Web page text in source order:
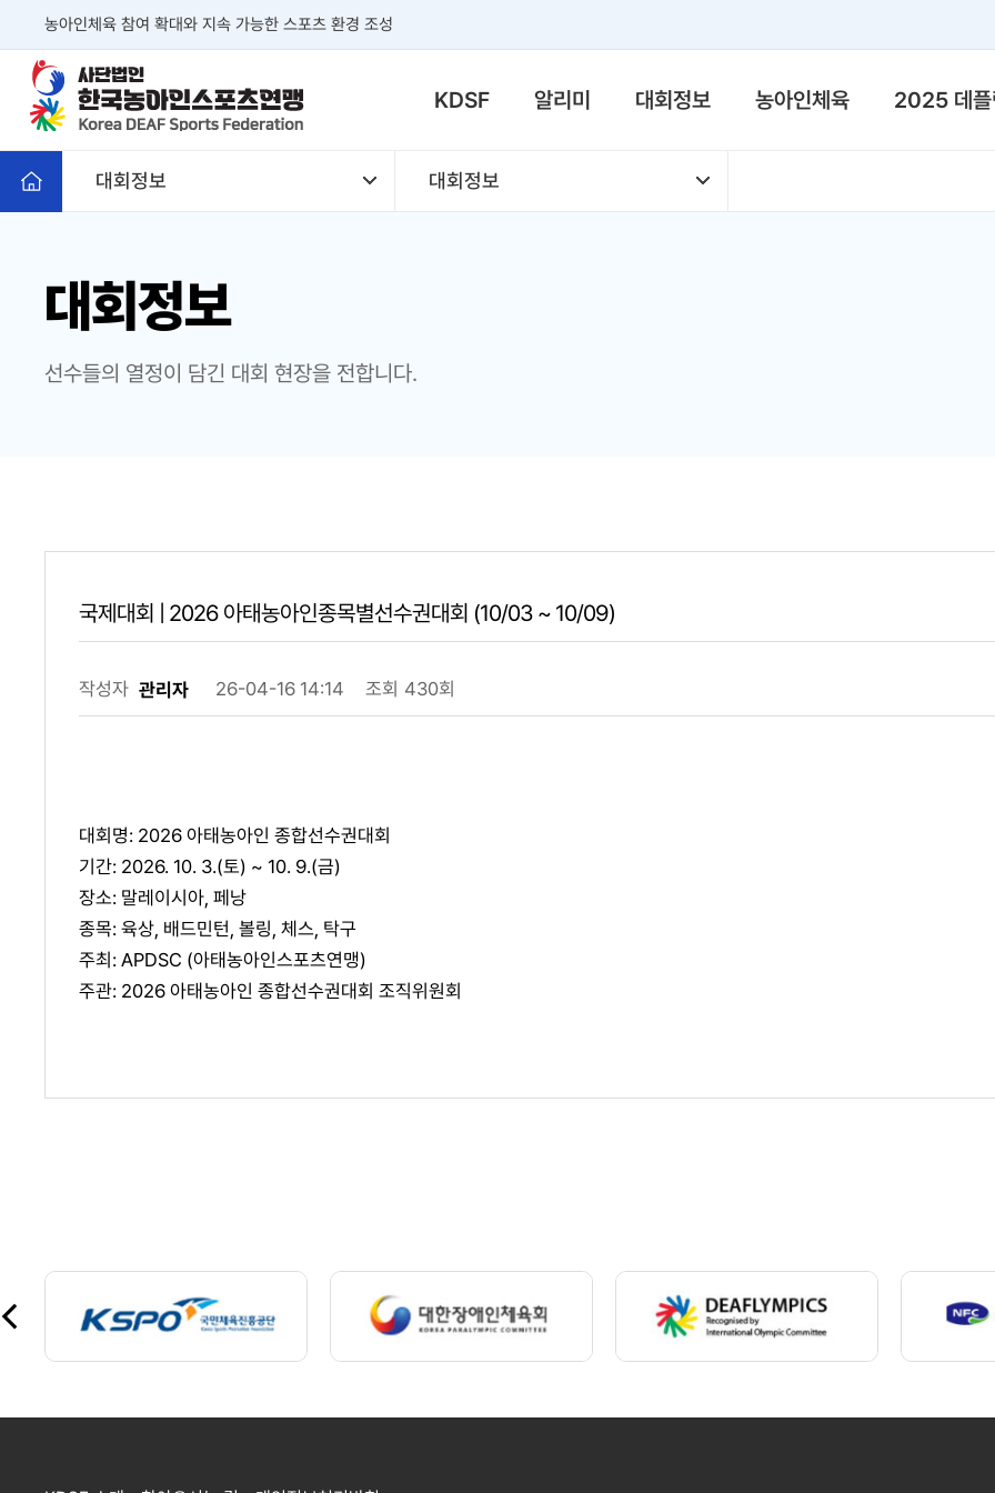
본문 바로가기
농아인체육 참여 확대와 지속 가능한 스포츠 환경 조성
메뉴
KDSF 알리미 대회정보 농아인체육 2025 데플
대회정보 대회정보
대회정보
선수들의 열정이 담긴 대회 현장을 전합니다.
국제대회 | 2026 아태농아인종목별선수권대회 (10/03 ~ 10/09)
작성자 관리자 26-04-16 14:14 조회 430회
대회명: 2026 아태농아인 종합선수권대회
기간: 2026. 10. 3.(토) ~ 10. 9.(금)
장소: 말레이시아, 페낭
종목: 육상, 배드민턴, 볼링, 체스, 탁구
주최: APDSC (아태농아인스포츠연맹)
주관: 2026 아태농아인 종합선수권대회 조직위원회